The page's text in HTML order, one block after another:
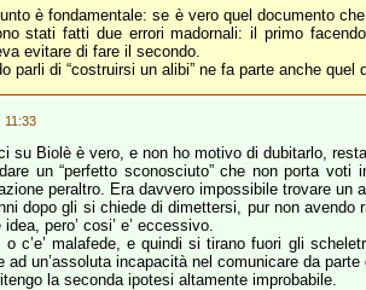
è fondamentale: se è vero quel documento
stati fatti due errori madornali: il primo
evitare di fare il secondo.
parli di “costruirsi un alibi” ne fa parte anche
11:33
su Biolè è vero, e non ho motivo di dubitarlo,
un “perfetto sconosciuto” che non porta
peraltro. Era davvero impossibile trovare un
dopo gli si chiede di dimettersi, pur non avendo
idea, pero’ cosi’ e’ eccessivo.
o c’e’ malafede, e quindi si tirano fuori gli
ad un’assoluta incapacità nel comunicare da parte
la seconda ipotesi altamente improbabile.